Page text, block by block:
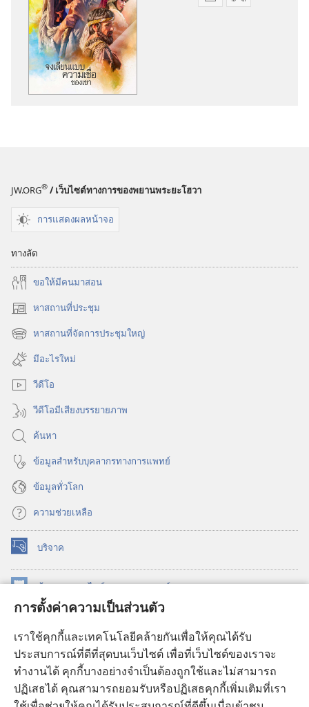
การตั้งค่าความเป็นส่วนตัว
เราใช้คุกกี้และเทคโนโลยีคล้ายกันเพื่อให้คุณได้รับ
ประสบการณ์ที่ดีที่สุดบนเว็บไซต์ เพื่อที่เว็บไซต์ของเราจะ
ทำงานได้ คุกกี้บางอย่างจำเป็นต้องถูกใช้และไม่สามารถ
ปฏิเสธได้ คุณสามารถยอมรับหรือปฏิเสธคุกกี้เพิ่มเติมที่เรา
JW.ORG® / เว็บไซต์ทางการของพยานพระยะโฮวา
การแสดงผลหน้าจอ
ทางลัด
ขอ​ให้​มี​คน​มา​สอน
หาสถานที่ประชุม
(เปิด
หน้าต่าง
ใหม่)
หาสถานที่จัดการประชุมใหญ่
(เปิด
หน้าต่าง
ใหม่)
มีอะไรใหม่
วีดีโอ
วีดีโอมีเสียงบรรยายภาพ
ค้นหา
ข้อมูล​สำหรับ​บุคลากร​ทาง​การ​แพทย์
ข้อมูล​ทั่ว​โลก
ความช่วยเหลือ
บริจาค
(เปิด
หน้าต่าง
ใหม่) ห้องสมุดออนไลน์ของวอชเทาเวอร์
หน้าต่าง
®
หน้าต่าง
ใหม่) JW Library®
ห้องสมุดว็อชเทาเวอร์